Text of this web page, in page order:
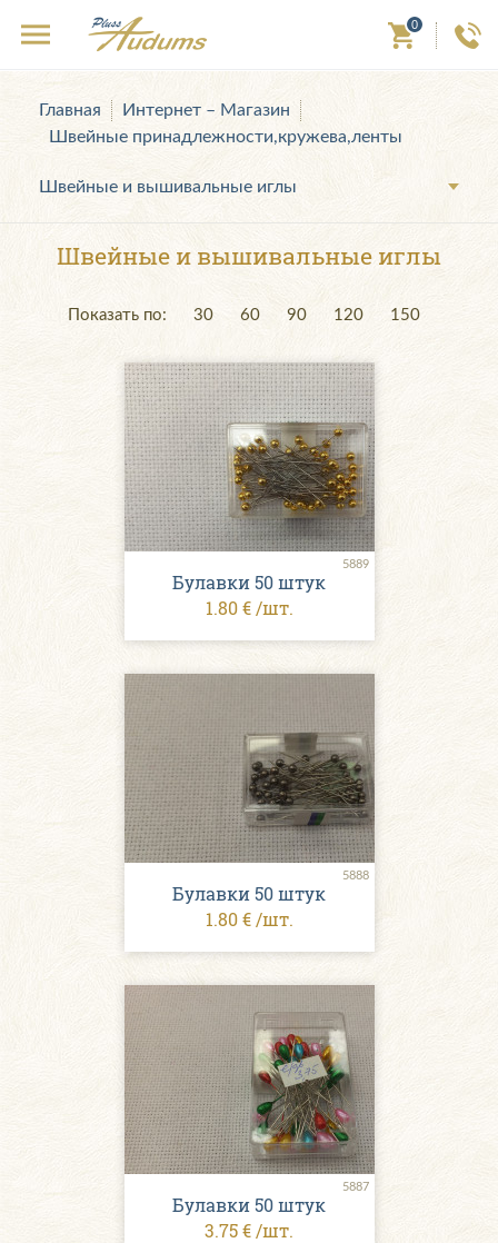
0
Главная
Интернет – Магазин
Швейные принадлежности,кружева,ленты
Швейные и вышивальные иглы
Швейные и вышивальные иглы
Показать по: 30 60 90 120 150
5889
Булавки 50 штук
1.80 € /шт.
5888
Булавки 50 штук
1.80 € /шт.
5887
Булавки 50 штук
3.75 € /шт.